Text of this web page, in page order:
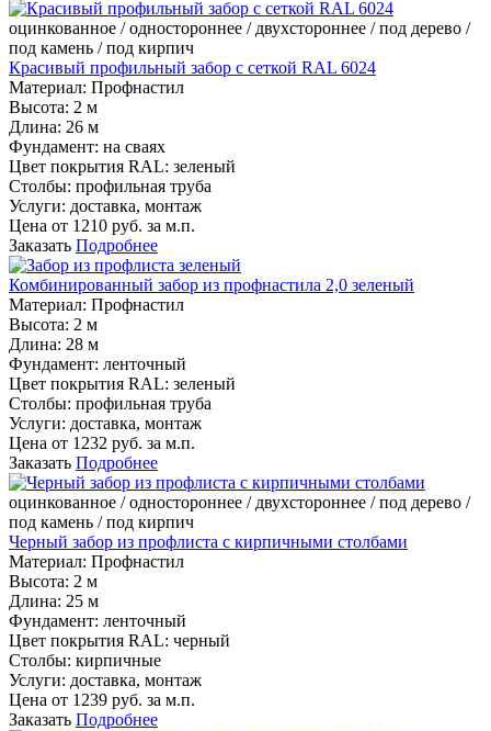
оцинкованное / одностороннее / двухстороннее / под дерево /
под камень / под кирпич
Красивый профильный забор с сеткой RAL 6024
Материал: Профнастил
Высота: 2 м
Длина: 26 м
Фундамент: на сваях
Цвет покрытия RAL: зеленый
Столбы: профильная труба
Услуги: доставка, монтаж
Цена от 1210 руб. за м.п.
Заказать Подробнее
Комбинированный забор из профнастила 2,0 зеленый
Материал: Профнастил
Высота: 2 м
Длина: 28 м
Фундамент: ленточный
Цвет покрытия RAL: зеленый
Столбы: профильная труба
Услуги: доставка, монтаж
Цена от 1232 руб. за м.п.
Заказать Подробнее
оцинкованное / одностороннее / двухстороннее / под дерево /
под камень / под кирпич
Черный забор из профлиста с кирпичными столбами
Материал: Профнастил
Высота: 2 м
Длина: 25 м
Фундамент: ленточный
Цвет покрытия RAL: черный
Столбы: кирпичные
Услуги: доставка, монтаж
Цена от 1239 руб. за м.п.
Заказать Подробнее